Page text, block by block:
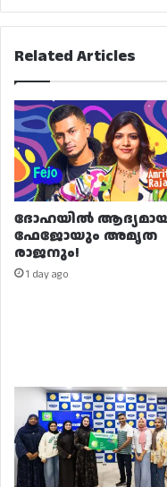
Related Articles
ദോഹയിൽ
ഫേജോയും അമൃത
രാജനും!
1 day ago